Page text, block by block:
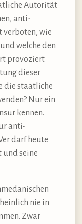
Autorität
anti-
wie
welche den
provoziert
dieser
die staatliche
Nur ein
kennen.
anti-
darf heute
und seine
nie in
Zwar